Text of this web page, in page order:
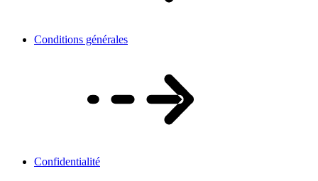
Conditions générales
Confidentialité